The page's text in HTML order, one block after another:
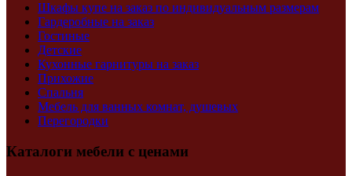
Шкафы купе на заказ по индивидуальным размерам
Гардеробные на заказ
Гостиные
Детские
Кухонные гарнитуры на заказ
Прихожие
Спальня
Мебель для ванных комнат, душевых
Перегородки
Каталоги мебели с ценами